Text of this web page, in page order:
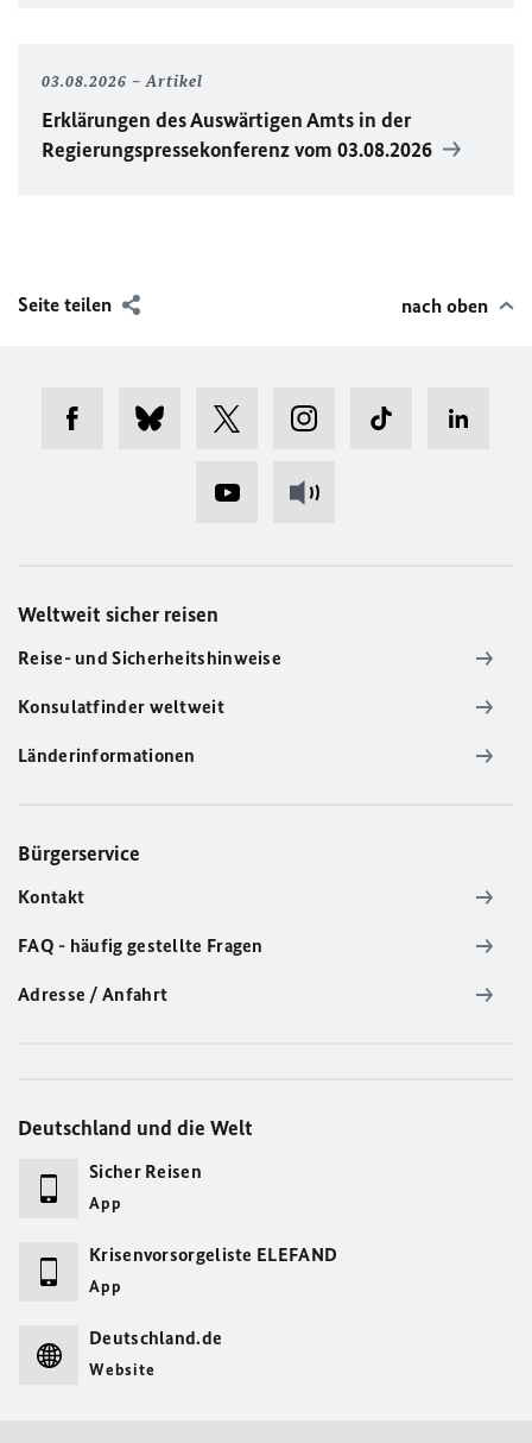
03.08.2026 Artikel
Erklärungen des Auswärtigen Amts in der
Regierungspressekonferenz vom 03.08.2026
Seite teilen nach oben
Weltweit sicher reisen
Reise- und Sicherheitshinweise
Konsulatfinder weltweit
Länderinformationen
Bürgerservice
Kontakt
FAQ - häufig gestellte Fragen
Adresse / Anfahrt
Deutschland und die Welt
Sicher Reisen
App
Krisenvorsorgeliste ELEFAND
App
Deutschland.de
Website